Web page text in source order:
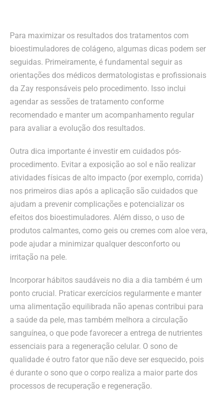
Para maximizar os resultados dos tratamentos com
bioestimuladores de colágeno, algumas dicas podem ser
seguidas. Primeiramente, é fundamental seguir as
orientações dos médicos dermatologistas e profissionais
da Zay responsáveis pelo procedimento. Isso inclui
agendar as sessões de tratamento conforme
recomendado e manter um acompanhamento regular
para avaliar a evolução dos resultados.
Outra dica importante é investir em cuidados pós-
procedimento. Evitar a exposição ao sol e não realizar
atividades físicas de alto impacto (por exemplo, corrida)
nos primeiros dias após a aplicação são cuidados que
ajudam a prevenir complicações e potencializar os
efeitos dos bioestimuladores. Além disso, o uso de
produtos calmantes, como geis ou cremes com aloe vera,
pode ajudar a minimizar qualquer desconforto ou
irritação na pele.
Incorporar hábitos saudáveis no dia a dia também é um
ponto crucial. Praticar exercícios regularmente e manter
uma alimentação equilibrada não apenas contribui para
a saúde da pele, mas também melhora a circulação
sanguínea, o que pode favorecer a entrega de nutrientes
essenciais para a regeneração celular. O sono de
qualidade é outro fator que não deve ser esquecido, pois
é durante o sono que o corpo realiza a maior parte dos
processos de recuperação e regeneração.